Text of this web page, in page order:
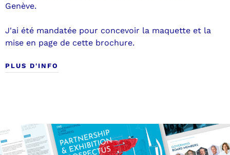
Genève.
J'ai été mandatée pour concevoir la maquette et la
mise en page de cette brochure.
PLUS D'INFO